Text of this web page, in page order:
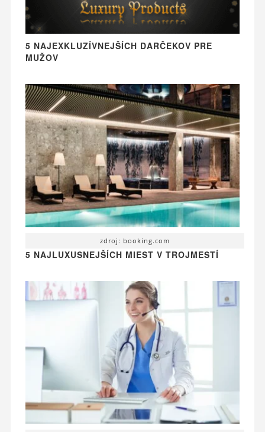
5 NAJEXKLUZÍVNEJŠÍCH DARČEKOV PRE
MUŽOV
zdroj: booking.com
5 NAJLUXUSNEJŠÍCH MIEST V TROJMESTÍ